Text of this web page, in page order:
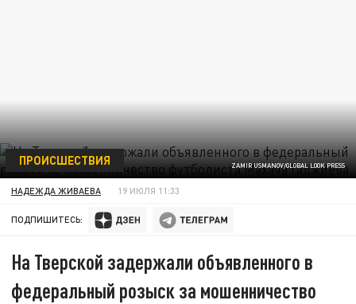
ZAMIR USMANOV/GLOBAL LOOK PRESS
ПРОИСШЕСТВИЯ
НАДЕЖДА ЖИВАЕВА 19 ИЮЛЯ 11:33
ПОДПИШИТЕСЬ:
На Тверской задержали объявленного в
федеральный розыск за мошенничество